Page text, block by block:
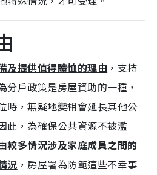
及提供值得體恤的理由 ，支持
分戶政策是房屋資助的一種，
時，無疑地變相會延長其他公
此，為確保公共資源不被濫
較多情況涉及家庭成員之間的
況 ，房屋署為防範這些不幸事